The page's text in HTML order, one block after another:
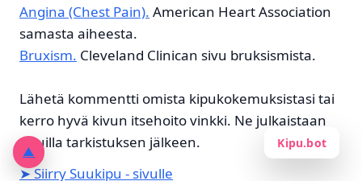
Angina (Chest Pain). American Heart Association
samasta aiheesta.
Bruxism. Cleveland Clinican sivu bruksismista.
Lähetä kommentti omista kipukokemuksistasi tai
kerro hyvä kivun itsehoito vinkki. Ne julkaistaan
sivuilla tarkistuksen jälkeen.
➤ Siirry Suukipu - sivulle
▲
Kipu.bot